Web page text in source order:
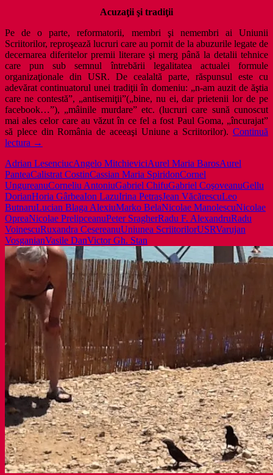
Acuzaţii şi tradiţii
Pe de o parte, reformatorii, membri şi nemembri ai Uniunii
Scriitorilor, reproşează lucruri care au pornit de la abuzurile legate de
decernarea diferitelor premii literare şi merg până la detalii tehnice
care pun sub semnul întrebării legalitatea actualei formule
organizaţionale din USR. De cealaltă parte, răspunsul este cu
adevărat continuatorul unei tradiţii în domeniu: „n-am auzit de ăştia
care ne contestă”, „antisemiţii”(„bine, nu ei, dar prietenii lor de pe
facebook…”), „mâinile murdare” etc. (lucruri care sună cunoscut
mai ales celor care au văzut în ce fel a fost Paul Goma, „încurajat”
să plece din România de aceeaşi Uniune a Scriitorilor). Continuă
lectura USR
extremismul
în
calitate
de
coadă
de
topor.
O
scrisoare
către
membrul
USR
cu
cotizaţia
la
zi
→
Adrian LesenciucAngelo MitchieviciAurel Maria BarosAurel
PanteaCalistrat CostinCassian Maria SpiridonCornel
UngureanuCorneliu AntoniuGabriel ChifuGabriel CoşoveanuGellu
DorianHoria GârbeaIon LazuIrina PetraşJean VăcărescuLeo
ButnaruLucian Blaga AlexiuMarko BelaNicolae ManolescuNicolae
OpreaNicolae PrelipceanuPeter SragherRadu F. AlexandruRadu
VoinescuRuxandra CesereanuUniunea ScriitorilorUSRVarujan
VosganianVasile DanVictor Gh. Stan